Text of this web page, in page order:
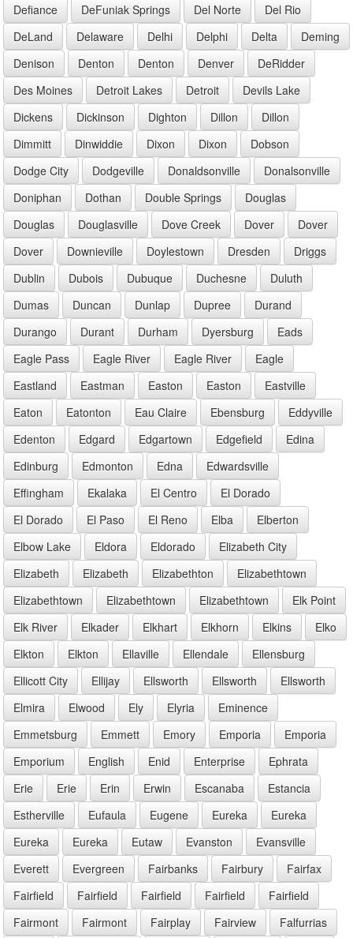
Defiance
DeFuniak Springs Del Norte
Del Rio
DeLand
Delaware Delhi Delphi Delta
Deming
Denison
Denton Denton Denver
DeRidder
Des Moines
Detroit Lakes Detroit
Devils Lake
Dickens
Dickinson Dighton Dillon
Dillon
Dimmitt
Dinwiddie Dixon Dixon
Dobson
Dodge City
Dodgeville Donaldsonville
Donalsonville
Doniphan
Dothan Double Springs
Douglas
Douglas
Douglasville Dove Creek Dover
Dover
Dover
Downieville Doylestown Dresden
Driggs
Dublin
Dubois Dubuque Duchesne
Duluth
Dumas
Duncan Dunlap Dupree
Durand
Durango
Durant Durham Dyersburg
Eads
Eagle Pass
Eagle River Eagle River
Eagle
Eastland
Eastman Easton Easton
Eastville
Eaton
Eatonton Eau Claire Ebensburg
Eddyville
Edenton
Edgard Edgartown Edgefield
Edina
Edinburg
Edmonton Edna
Edwardsville
Effingham
Ekalaka El Centro
El Dorado
El Dorado
El Paso El Reno Elba
Elberton
Elbow Lake
Eldora Eldorado
Elizabeth City
Elizabeth
Elizabeth Elizabethton
Elizabethtown
Elizabethtown
Elizabethtown Elizabethtown
Elk Point
Elk River
Elkader Elkhart Elkhorn Elkins
Elko
Elkton
Elkton Ellaville Ellendale
Ellensburg
Ellicott City
Ellijay Ellsworth Ellsworth
Ellsworth
Elmira
Elwood Ely Elyria
Eminence
Emmetsburg
Emmett Emory Emporia
Emporia
Emporium
English Enid Enterprise
Ephrata
Erie
Erie Erin Erwin Escanaba
Estancia
Estherville
Eufaula Eugene Eureka
Eureka
Eureka
Eureka Eutaw Evanston
Evansville
Everett
Evergreen Fairbanks Fairbury
Fairfax
Fairfield
Fairfield Fairfield Fairfield
Fairfield
Fairmont
Fairmont Fairplay Fairview Falfurrias